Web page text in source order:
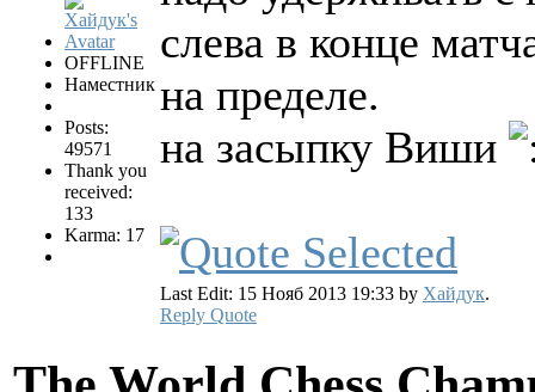
OFFLINE
Наместник
Posts:
49571
Thank you
received:
133
Karma: 17
слева в конце
на пределе.
на засыпку Виши
Last Edit: 15 Нояб 2013 19:33 by Хайдук.
Reply Quote